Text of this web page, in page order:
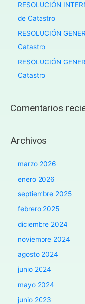
RESOLUCIÓN
de Catastro
RESOLUCIÓN
Catastro
RESOLUCIÓN
Catastro
Comentarios
Archivos
marzo 2026
enero 2026
septiembre 2025
febrero 2025
diciembre 2024
noviembre 2024
agosto 2024
junio 2024
mayo 2024
junio 2023